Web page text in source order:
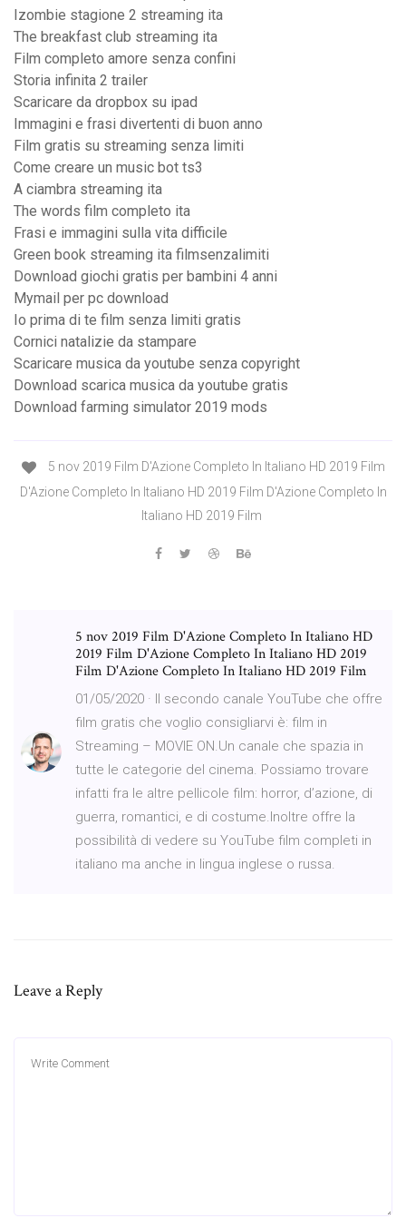
Izombie stagione 2 streaming ita
The breakfast club streaming ita
Film completo amore senza confini
Storia infinita 2 trailer
Scaricare da dropbox su ipad
Immagini e frasi divertenti di buon anno
Film gratis su streaming senza limiti
Come creare un music bot ts3
A ciambra streaming ita
The words film completo ita
Frasi e immagini sulla vita difficile
Green book streaming ita filmsenzalimiti
Download giochi gratis per bambini 4 anni
Mymail per pc download
Io prima di te film senza limiti gratis
Cornici natalizie da stampare
Scaricare musica da youtube senza copyright
Download scarica musica da youtube gratis
Download farming simulator 2019 mods
5 nov 2019 Film D'Azione Completo In Italiano HD 2019 Film
D'Azione Completo In Italiano HD 2019 Film D'Azione Completo In
Italiano HD 2019 Film
5 nov 2019 Film D'Azione Completo In Italiano HD
2019 Film D'Azione Completo In Italiano HD 2019
Film D'Azione Completo In Italiano HD 2019 Film
01/05/2020 · Il secondo canale YouTube che offre
film gratis che voglio consigliarvi è: film in
Streaming – MOVIE ON.Un canale che spazia in
tutte le categorie del cinema. Possiamo trovare
infatti fra le altre pellicole film: horror, d’azione, di
guerra, romantici, e di costume.Inoltre offre la
possibilità di vedere su YouTube film completi in
italiano ma anche in lingua inglese o russa.
Leave a Reply